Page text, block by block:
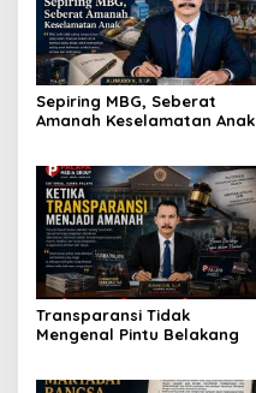
Sepiring MBG, Seberat
Amanah Keselamatan Anak
Transparansi Tidak
Mengenal Pintu Belakang